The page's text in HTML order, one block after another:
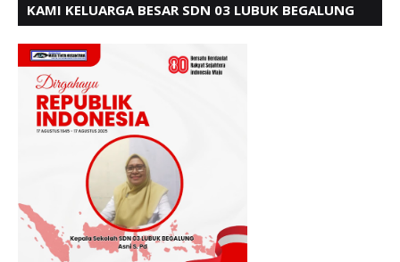
KAMI KELUARGA BESAR SDN 03 LUBUK BEGALUNG